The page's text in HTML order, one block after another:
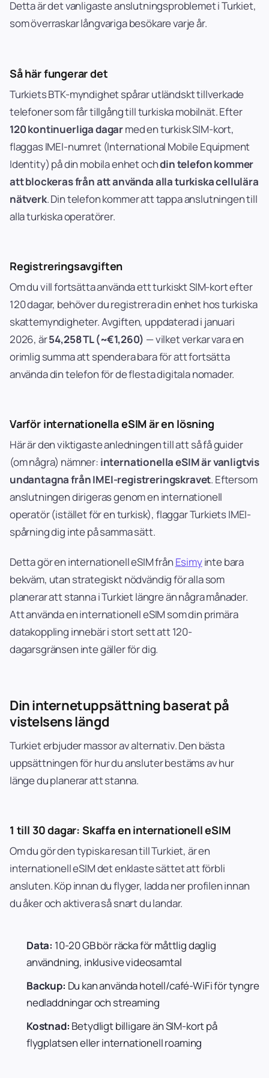
Detta är det vanligaste anslutningsproblemet i Turkiet,
som överraskar långvariga besökare varje år.
Så här fungerar det
Turkiets BTK-myndighet spårar utländskt tillverkade
telefoner som får tillgång till turkiska mobilnät. Efter
120 kontinuerliga dagarmed en turkisk SIM-kort,
flaggas IMEI-numret (International Mobile Equipment
Identity) på din mobila enhet ochdin telefon kommer
att blockeras från att använda alla turkiska cellulära
nätverk. Din telefon kommer att tappa anslutningen till
alla turkiska operatörer.
Registreringsavgiften
Om du vill fortsätta använda ett turkiskt SIM-kort efter
120 dagar, behöver du registrera din enhet hos turkiska
skattemyndigheter. Avgiften, uppdaterad i januari
2026, är54,258 TL (~€1,260) — vilket verkar vara en
orimlig summa att spendera bara för att fortsätta
använda din telefon för de flesta digitala nomader.
Varför internationella eSIM är en lösning
Här är den viktigaste anledningen till att så få guider
(om några) nämner: internationella eSIM är vanligtvis
undantagna från IMEI-registreringskravet. Eftersom
anslutningen dirigeras genom en internationell
operatör (istället för en turkisk), flaggar Turkiets IMEI-
spårning dig inte på samma sätt.
Detta gör en internationell eSIM från Esimyinte bara
bekväm, utan strategiskt nödvändig för alla som
planerar att stanna i Turkiet längre än några månader.
Att använda en internationell eSIM som din primära
datakoppling innebär i stort sett att 120-
dagarsgränsen inte gäller för dig.
Din internetuppsättning baserat på
vistelsens längd
Turkiet erbjuder massor av alternativ. Den bästa
uppsättningen för hur du ansluter bestäms av hur
länge du planerar att stanna.
1 till 30 dagar: Skaffa en internationell eSIM
Om du gör den typiska resan till Turkiet, är en
internationell eSIM det enklaste sättet att förbli
ansluten. Köp innan du flyger, ladda ner profilen innan
du åker och aktivera så snart du landar.
Data: 10-20 GB bör räcka för måttlig daglig
användning, inklusive videosamtal
Backup: Du kan använda hotell/café-WiFi för tyngre
nedladdningar och streaming
Kostnad: Betydligt billigare än SIM-kort på
flygplatsen eller internationell roaming